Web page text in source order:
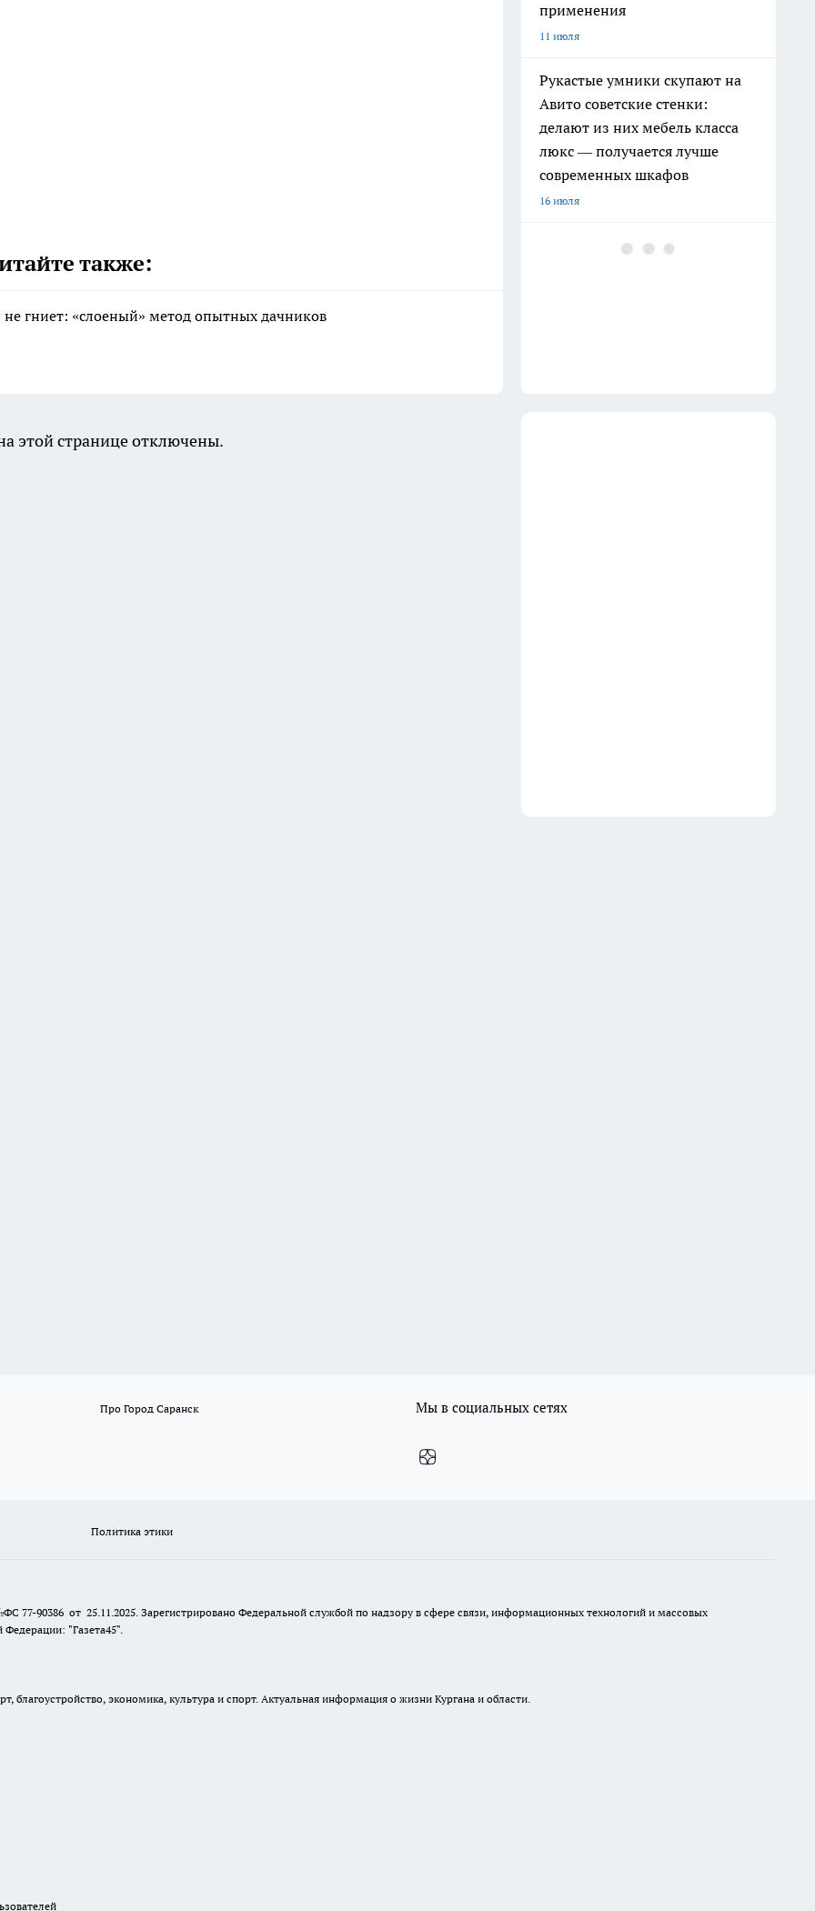
также:
гниет: «слоеный» метод опытных дачников
применения
11 июля
Рукастые умники скупают на
Авито советские стенки:
делают из них мебель класса
люкс — получается лучше
современных шкафов
16 июля
этой странице отключены.
Про Город Саранск Мы в социальных сетях
Политика этики
77-90386 от 25.11.2025. Зарегистрировано Федеральной службой по надзору в сфере связи, информационных технологий и массовых
"Газета45".
экономика, культура и спорт. Актуальная информация о жизни Кургана и области.